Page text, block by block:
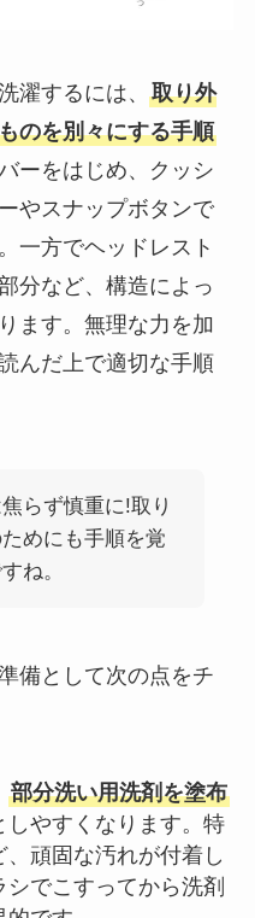
濯するには、 取り外
のを別々にする手順
ーをはじめ、クッシ
やスナップボタンで
一方でヘッドレスト
分など、構造によっ
ます。無理な力を加
んだ上で適切な手順
らず慎重に!取り
めにも手順を覚
ね。
備として次の点をチ
部分洗い用洗剤を塗布
しやすくなります。特
頑固な汚れが付着し
でこすってから洗剤